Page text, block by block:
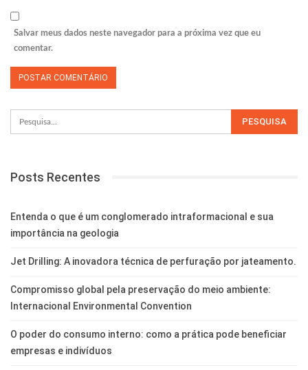
Salvar meus dados neste navegador para a próxima vez que eu
comentar.
Posts Recentes
Entenda o que é um conglomerado intraformacional e sua
importância na geologia
Jet Drilling: A inovadora técnica de perfuração por jateamento.
Compromisso global pela preservação do meio ambiente:
Internacional Environmental Convention
O poder do consumo interno: como a prática pode beneficiar
empresas e indivíduos